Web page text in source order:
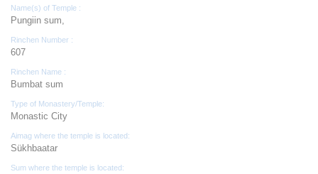
Name(s) of Temple :
Pungiin sum,
Rinchen Number :
607
Rinchen Name :
Bumbat sum
Type of Monastery/Temple:
Monastic City
Aimag where the temple is located:
Sükhbaatar
Sum where the temple is located: